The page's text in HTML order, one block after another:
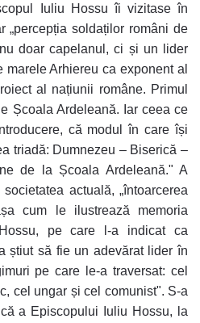
Iuliu Hossu îi vizitase în
„percepția soldaților români de
doar capelanul, ci și un lider
Arhiereu ca exponent al
al națiunii române. Primul
Școala Ardeleană. Iar ceea ce
că modul în care își
triadă: Dumnezeu – Biserică –
de la Școala Ardeleană." A
actuală, „întoarcerea
cum le ilustrează memoria
pe care l-a indicat ca
știut să fie un adevărat lider în
pe care le-a traversat: cel
cel ungar și cel comunist". S-a
a Episcopului Iuliu Hossu, la